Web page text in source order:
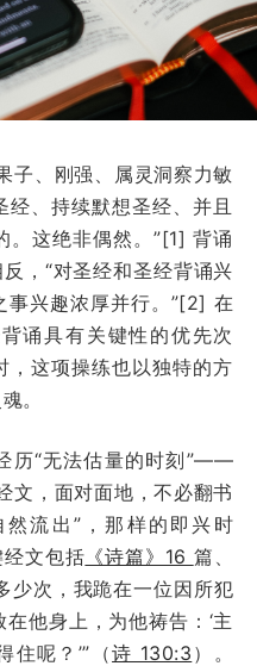
子、刚强、属灵洞察力敏
、持续默想圣经、并且
。这绝非偶然。”[1] 背诵
，“对圣经和圣经背诵兴
事兴趣浓厚并行。”[2] 在
诵具有关键性的优先次
，这项操练也以独特的方
。
历“无法估量的时刻”——
文，面对面地，不必翻书
流出”，那样的即兴时
经文包括 《诗篇》16 篇、
少次，我跪在一位因所犯
他身上，为他祷告：‘主
住呢？’”（诗 130:3 ）。